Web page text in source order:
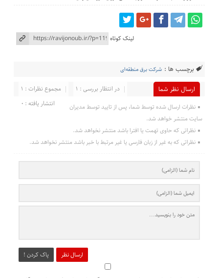
لینک کوتاه
برچسب ها : شرکت برق منطقه‌ای
ارسال نظر شما مجموع نظرات : 1
در انتظار بررسی : 1
انتشار یافته : 0
نظرات ارسال شده توسط شما، پس از تایید توسط مدیران
سایت منتشر خواهد شد.
نظراتی که حاوی تهمت یا افترا باشد منتشر نخواهد شد.
نظراتی که به غیر از زبان فارسی یا غیر مرتبط با خبر باشد منتشر نخواهد شد.
ارسال نظر پاک کردن !